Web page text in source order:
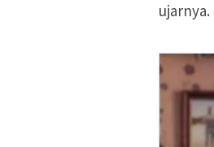
ujarnya.